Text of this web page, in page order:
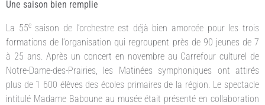
Une saison bien remplie
La 55esaison de l’orchestre est déjà bien amorcée pour les trois
formations de l’organisation qui regroupent près de 90 jeunes de 7
à 25 ans. Après un concert en novembre au Carrefour culturel de
Notre-Dame-des-Prairies, les Matinées symphoniques ont attirés
plus de 1 600 élèves des écoles primaires de la région. Le spectacle
intitulé Madame Baboune au musée était présenté en collaboration